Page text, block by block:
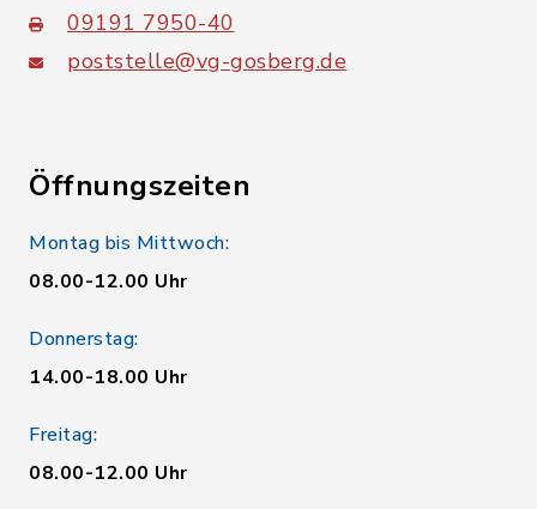
09191 7950-40
poststelle@vg-gosberg.de
Öffnungszeiten
Montag bis Mittwoch:
08.00-12.00 Uhr
Donnerstag:
14.00-18.00 Uhr
Freitag:
08.00-12.00 Uhr